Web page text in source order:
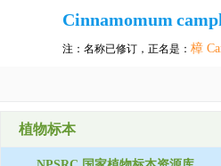
Cinnamomum
注：名称已修订，正名是： 樟
植物标本